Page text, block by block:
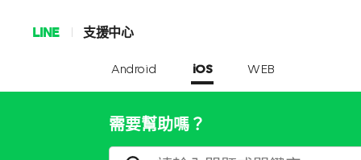
LINE 支援中心
Android iOS WEB
需要幫助嗎？